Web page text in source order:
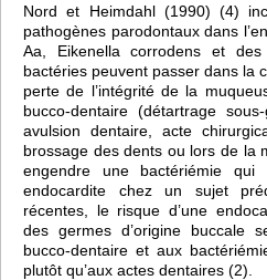
Nord et Heimdahl (1990) (4)
pathogènes parodontaux dans
Aa, Eikenella corrodens et
bactéries peuvent passer dans la
perte de l’intégrité de la
bucco-dentaire (détartrage
avulsion dentaire, acte
brossage des dents ou lors de la
engendre une bactériémie qui
endocardite chez un sujet
récentes, le risque d’une
des germes d’origine buccale
bucco-dentaire et aux
plutôt qu’aux actes dentaires (2).